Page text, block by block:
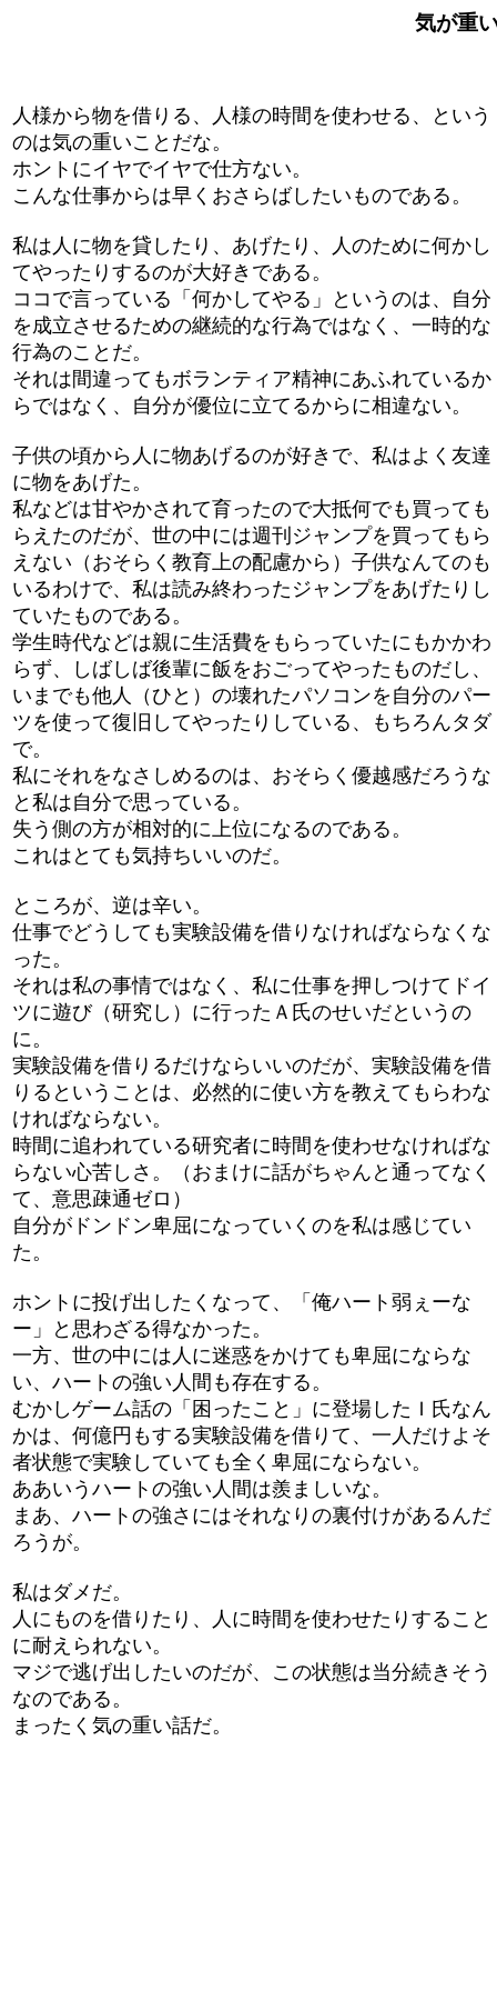
気が重
人様から物を借りる、人様の時間を使わせる、という
のは気の重いことだな。
ホントにイヤでイヤで仕方ない。
こんな仕事からは早くおさらばしたいものである。
私は人に物を貸したり、あげたり、人のために何かし
てやったりするのが大好きである。
ココで言っている「何かしてやる」というのは、自分
を成立させるための継続的な行為ではなく、一時的な
行為のことだ。
それは間違ってもボランティア精神にあふれているか
らではなく、自分が優位に立てるからに相違ない。
子供の頃から人に物あげるのが好きで、私はよく友達
に物をあげた。
私などは甘やかされて育ったので大抵何でも買っても
らえたのだが、世の中には週刊ジャンプを買ってもら
えない（おそらく教育上の配慮から）子供なんてのも
いるわけで、私は読み終わったジャンプをあげたりし
ていたものである。
学生時代などは親に生活費をもらっていたにもかかわ
らず、しばしば後輩に飯をおごってやったものだし、
いまでも他人（ひと）の壊れたパソコンを自分のパー
ツを使って復旧してやったりしている、もちろんタダ
で。
私にそれをなさしめるのは、おそらく優越感だろうな
と私は自分で思っている。
失う側の方が相対的に上位になるのである。
これはとても気持ちいいのだ。
ところが、逆は辛い。
仕事でどうしても実験設備を借りなければならなくな
った。
それは私の事情ではなく、私に仕事を押しつけてドイ
ツに遊び（研究し）に行ったＡ氏のせいだというの
に。
実験設備を借りるだけならいいのだが、実験設備を借
りるということは、必然的に使い方を教えてもらわな
ければならない。
時間に追われている研究者に時間を使わせなければな
らない心苦しさ。（おまけに話がちゃんと通ってなく
て、意思疎通ゼロ）
自分がドンドン卑屈になっていくのを私は感じてい
た。
ホントに投げ出したくなって、「俺ハート弱ぇーな
ー」と思わざる得なかった。
一方、世の中には人に迷惑をかけても卑屈にならな
い、ハートの強い人間も存在する。
むかしゲーム話の「困ったこと」に登場したＩ氏なん
かは、何億円もする実験設備を借りて、一人だけよそ
者状態で実験していても全く卑屈にならない。
ああいうハートの強い人間は羨ましいな。
まあ、ハートの強さにはそれなりの裏付けがあるんだ
ろうが。
私はダメだ。
人にものを借りたり、人に時間を使わせたりすること
に耐えられない。
マジで逃げ出したいのだが、この状態は当分続きそう
なのである。
まったく気の重い話だ。